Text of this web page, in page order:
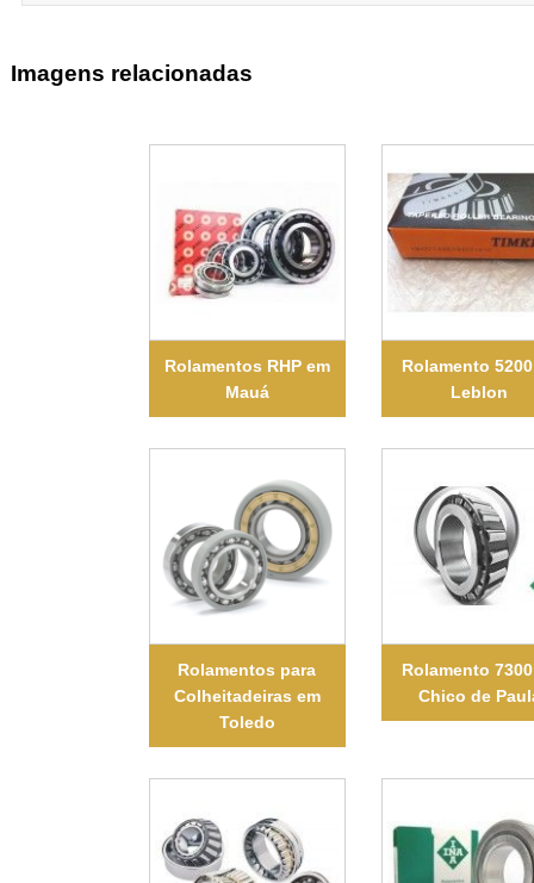
Imagens relacionadas
Rolamentos RHP em
Mauá
Rolamento
Leblon
Rolamentos para
Colheitadeiras em
Toledo
Rolamento
Chico de